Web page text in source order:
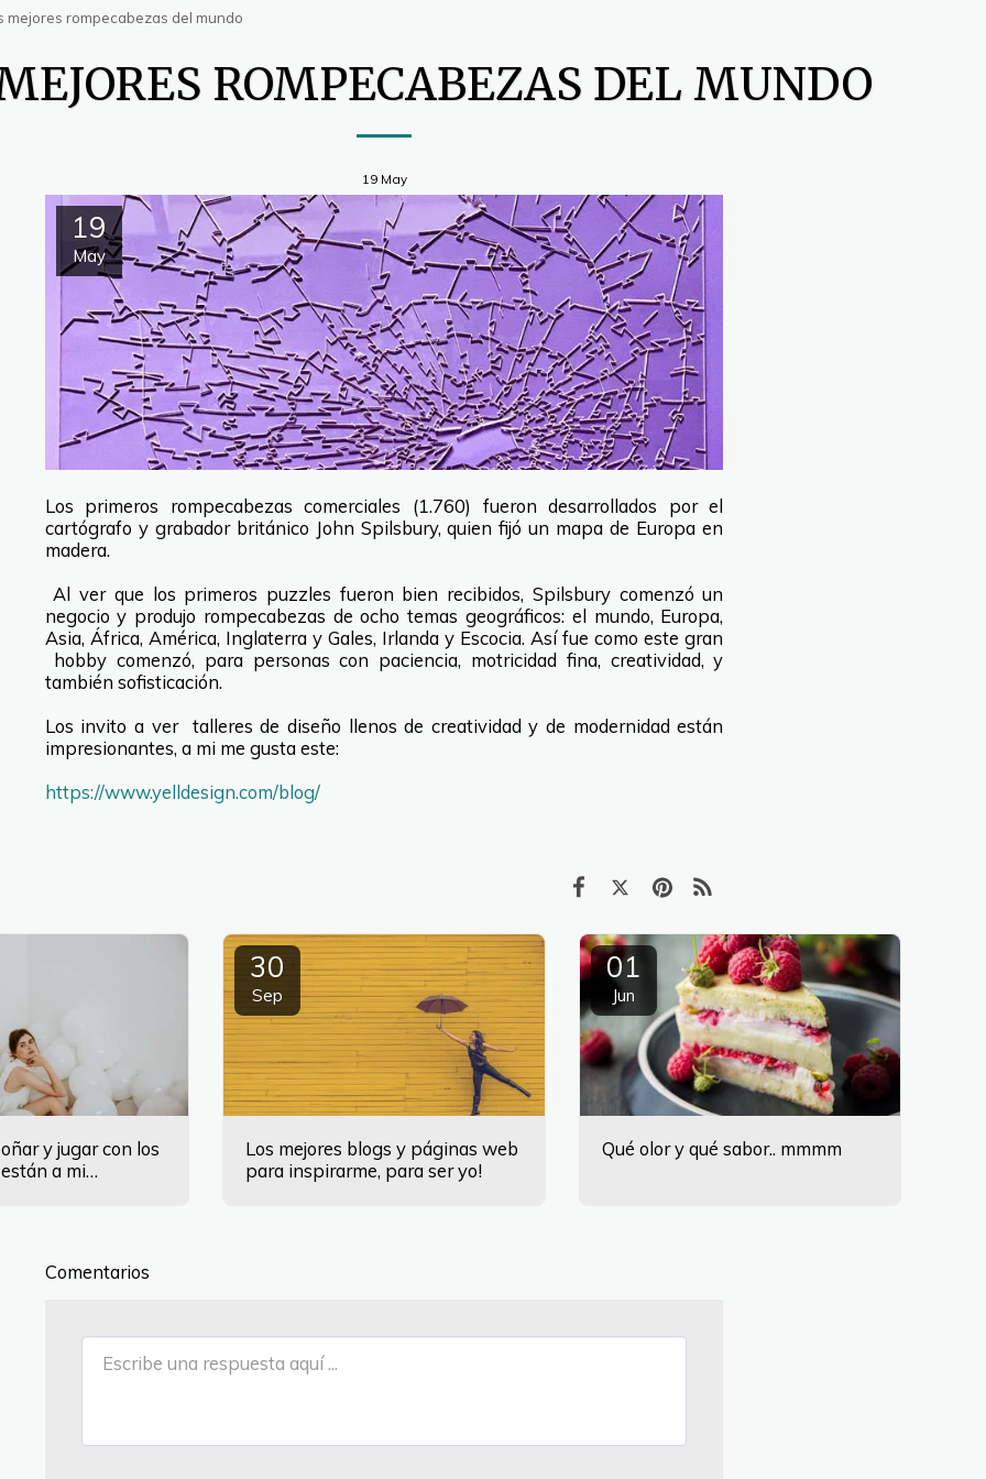
mejores rompecabezas del mundo
ROMPECABEZAS DEL MUNDO
19 May
19
May
Los primeros rompecabezas comerciales (1.760) fueron desarrollados por el
cartógrafo y grabador británico John Spilsbury, quien fijó un mapa de Europa en
madera.
Al ver que los primeros puzzles fueron bien recibidos, Spilsbury comenzó un
negocio y produjo rompecabezas de ocho temas geográficos: el mundo, Europa,
Asia, África, América, Inglaterra y Gales, Irlanda y Escocia. Así fue como este gran
hobby comenzó, para personas con paciencia, motricidad fina, creatividad, y
también sofisticación.
Los invito a ver talleres de diseño llenos de creatividad y de modernidad están
impresionantes, a mi me gusta este:
https://www.yelldesign.com/blog/
y jugar con los
a mi
30
Sep
Los mejores blogs y páginas web
para inspirarme, para ser yo!
01
Jun
Qué olor y qué sabor.. mmmm
Comentarios